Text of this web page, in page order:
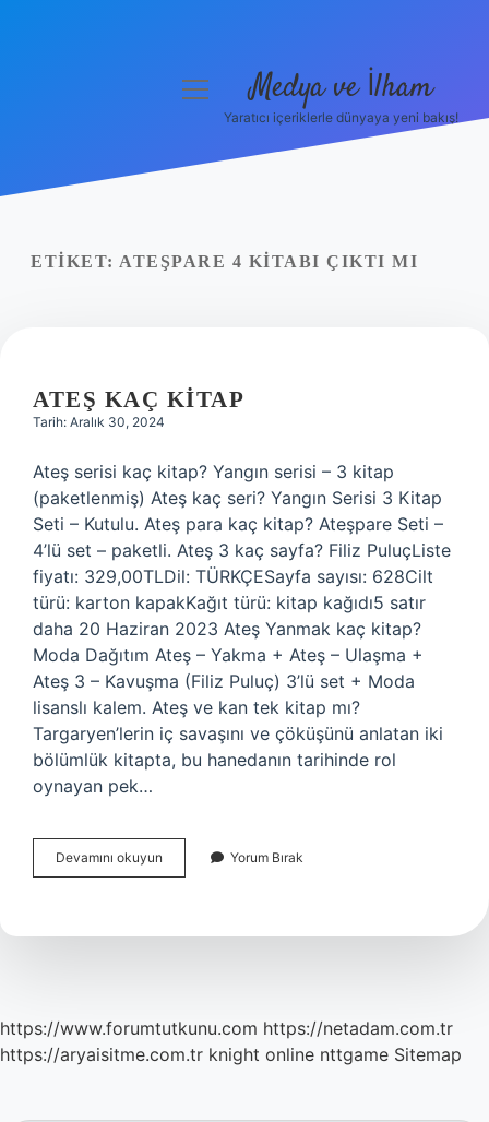
Yasal Uyarı
menüyüMedya ve İlham
Yaratıcı içeriklerle dünyaya yeni bakış!
ETIKET: ATEŞPARE 4 KITABI ÇIKTI MI
ATEŞ KAÇ KITAP
Tarih: Aralık 30, 2024
Ateş serisi kaç kitap? Yangın serisi – 3 kitap
(paketlenmiş) Ateş kaç seri? Yangın Serisi 3 Kitap
Seti – Kutulu. Ateş para kaç kitap? Ateşpare Seti –
4’lü set – paketli. Ateş 3 kaç sayfa? Filiz PuluçListe
fiyatı: 329,00TLDil: TÜRKÇESayfa sayısı: 628Cilt
türü: karton kapakKağıt türü: kitap kağıdı5 satır
daha 20 Haziran 2023 Ateş Yanmak kaç kitap?
Moda Dağıtım Ateş – Yakma + Ateş – Ulaşma +
Ateş 3 – Kavuşma (Filiz Puluç) 3’lü set + Moda
lisanslı kalem. Ateş ve kan tek kitap mı?
Targaryen’lerin iç savaşını ve çöküşünü anlatan iki
bölümlük kitapta, bu hanedanın tarihinde rol
oynayan pek…
Devamını okuyun
Kaç
Yorum Bırak
https://www.forumtutkunu.com https://netadam.com.tr
https://aryaisitme.com.tr knight online nttgame Sitemap